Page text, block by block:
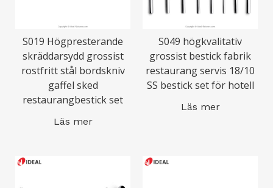
S019 Högpresterande
skräddarsydd grossist
rostfritt stål bordskniv
gaffel sked
restaurangbestick set
Läs mer
S049 högkvalitativ
grossist bestick fabrik
restaurang servis 18/10
SS bestick set för hotell
Läs mer